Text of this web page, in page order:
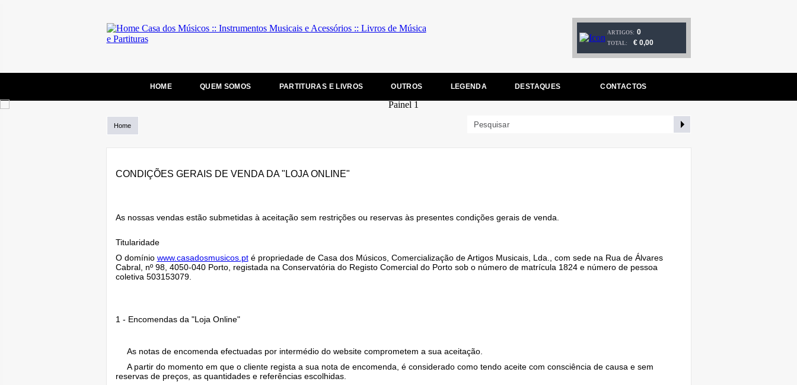
ARTIGOS: 0
TOTAL: € 0,00
HOME QUEM SOMOS PARTITURAS E LIVROS OUTROS LEGENDA DESTAQUES CONTACTOS
Home
CONDIÇÕES GERAIS DE VENDA DA "LOJA ONLINE"
As nossas vendas estão submetidas à aceitação sem restrições ou reservas às presentes condições gerais de venda.
Titularidade
O domínio www.casadosmusicos.pté propriedade de Casa dos Músicos, Comercialização de Artigos Musicais, Lda., com sede na Rua de Álvares
Cabral, nº 98, 4050-040 Porto, registada na Conservatória do Registo Comercial do Porto sob o número de matrícula 1824 e número de pessoa
coletiva 503153079.
1 - Encomendas da "Loja Online"
As notas de encomenda efectuadas por intermédio do website comprometem a sua aceitação.
A partir do momento em que o cliente regista a sua nota de encomenda, é considerado como tendo aceite com consciência de causa e sem
reservas de preços, as quantidades e referências escolhidas.